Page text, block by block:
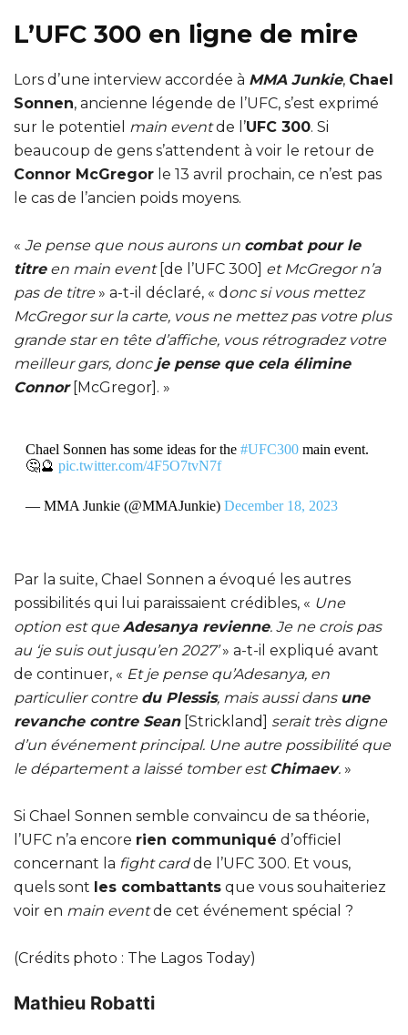
L’UFC 300 en ligne de mire
Lors d’une interview accordée à MMA Junkie, Chael
Sonnen, ancienne légende de l’UFC, s’est exprimé
sur le potentiel
main eventde l’UFC 300. Si
beaucoup de gens s’attendent à voir le retour de
Connor McGregor le 13 avril prochain, ce n’est pas
le cas de l’ancien poids moyens.
« Je pense que nous aurons un combat pour le
titreen main event [de l’UFC 300] et McGregor n’a
pas de titre» a-t-il déclaré, « d onc si vous mettez
McGregor sur la carte, vous ne mettez pas votre plus
grande star en tête d’affiche, vous rétrogradez votre
meilleur gars, donc je pense que cela élimine
Connor[McGregor]. »
Chael Sonnen has some ideas for the #UFC300main event.
🤔🔮 pic.twitter.com/4F5O7tvN7f
— MMA Junkie (@MMAJunkie) December 18, 2023
Par la suite, Chael Sonnen a évoqué les autres
possibilités qui lui paraissaient crédibles, « Une
option est queAdesanya revienne. Je ne crois pas
au ‘je suis out jusqu’en 2027’» a-t-il expliqué avant
de continuer, « Et je pense qu’Adesanya, en
particulier contre du Plessis, mais aussi dans une
revanche contre Sean [Strickland] serait très digne
d’un événement principal. Une autre possibilité que
le département a laissé tomber estChimaev. »
Si Chael Sonnen semble convaincu de sa théorie,
l’UFC n’a encore rien communiqué d’officiel
concernant la fight cardde l’UFC 300. Et vous,
quels sont les combattants que vous souhaiteriez
voir en main eventde cet événement spécial ?
(Crédits photo : The Lagos Today)
Mathieu Robatti